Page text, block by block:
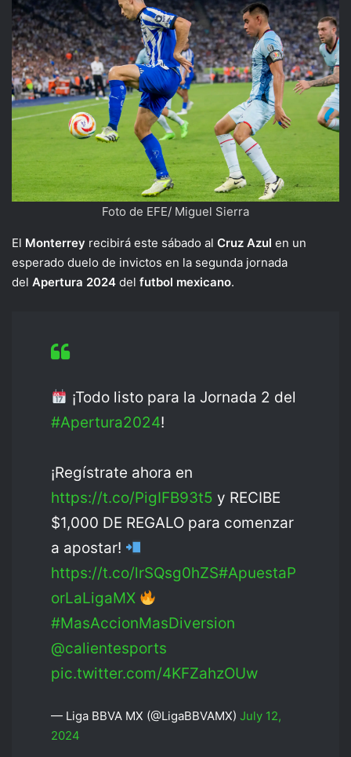
Foto de EFE/ Miguel Sierra
El Monterrey recibirá este sábado al Cruz Azul en un
esperado duelo de invictos en la segunda jornada
del Apertura 2024 del futbol mexicano.
¡Todo listo para la Jornada 2 del
#Apertura2024!
¡Regístrate ahora en
https://t.co/PigIFB93t5 y RECIBE
$1,000 DE REGALO para comenzar
a apostar!
https://t.co/lrSQsg0hZS#ApuestaP
orLaLigaMX
#MasAccionMasDiversion
@calientesports
pic.twitter.com/4KFZahzOUw
— Liga BBVA MX (@LigaBBVAMX) July 12,
2024